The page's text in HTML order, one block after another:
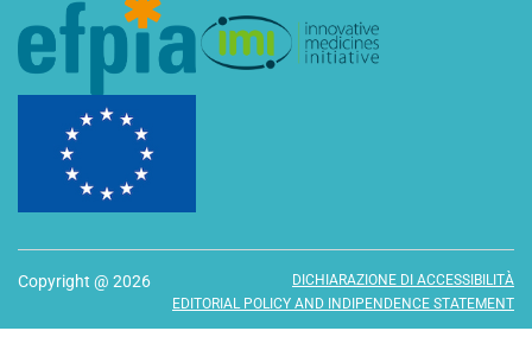
Copyright @ 2026
DICHIARAZIONE DI ACCESSIBILITÀ
EDITORIAL POLICY AND INDIPENDENCE STATEMENT